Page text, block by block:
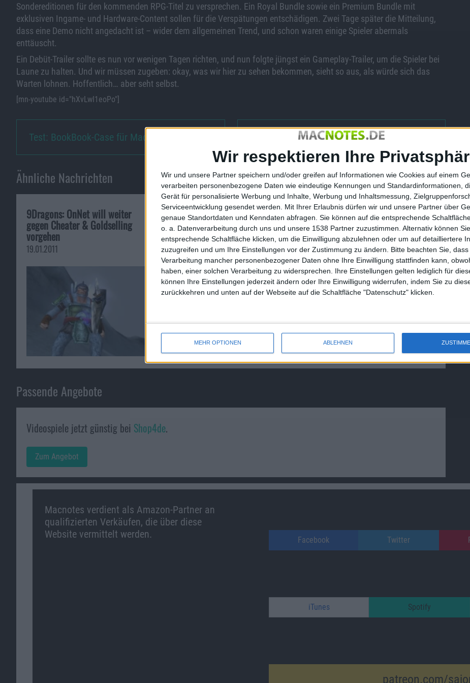
Wir respektieren Ihre
Wir und unsere Partner speichern und/oder greifen auf Informationen wie Cookies auf einem
verarbeiten personenbezogene Daten wie eindeutige Kennungen und Standardinformationen,
Gerät für personalisierte Werbung und Inhalte, Werbung und Inhaltsmessung,
Serviceentwicklung gesendet werden.
Mit Ihrer Erlaubnis dürfen wir und unsere Partner über
genaue Standortdaten und Kenndaten abfragen. Sie können auf die entsprechende
o. a. Datenverarbeitung durch uns und unsere 1538 Partner zuzustimmen. Alternativ können
entsprechende Schaltfläche klicken, um die Einwilligung abzulehnen oder um auf detailliertere
zuzugreifen und um Ihre Einstellungen vor der Zustimmung zu ändern.
Bitte beachten Sie,
Verarbeitung mancher personenbezogener Daten ohne Ihre Einwilligung stattfinden kann,
haben, einer solchen Verarbeitung zu widersprechen. Ihre Einstellungen gelten lediglich für
können Ihre Einstellungen jederzeit ändern oder Ihre Einwilligung widerrufen, indem Sie zu
zurückkehren und unten auf der Webseite auf die Schaltfläche "Datenschutz" klicken.
MEHR OPTIONEN ABLEHNEN
Sondereditionen für den kommenden RPG-Titel zu versprechen. Ein Royal Bundle sowie ein Premium Bundle mit
exklusiven Ingame- und Hardware-Content sollen für die Verspätungen entschädigen. Zwei Tage später die Mitteilung,
dass eine Demo nicht angedacht ist – wider dem allgemeinen Trend, und schon waren einige Spieler abermals
enttäuscht.
Ein Debüt-Trailer sollte es nun vor wenigen Tagen richten, und nun folgte jüngst ein Gameplay-Trailer, um die Spieler bei
Laune zu halten. Und wir müssen zugeben: okay, was wir hier zu sehen bekommen, sieht so aus, als würde sich das
Warten lohnen. Hoffentlich… aber seht selbst.
[mn-youtube id="hXvLwI1eoPo"]
Test: BookBook-Case für MacBo… Need for Speed World: Release-…
Ähnliche Nachrichten
9Dragons: OnNet will weiter
gegen Cheater & Goldselling
vorgehen
19.01.2011
Safari: Apple schließt zwei Jahre
alte Sicherheitslücke nicht
25.05.2010
Call of Duty: Modern Warfare 3
– Erste Content Collection auf
Xbox LIVE erschienen
23.03.2012
Passende Angebote
Videospiele jetzt günstig bei Shop4de.
Zum Angebot
Macnotes verdient als Amazon-Partner an
qualifizierten Verkäufen, die über diese
Website vermittelt werden.
Facebook Twitter
iTunes Spotify
patreon.com/